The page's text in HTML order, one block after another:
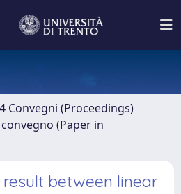
Convegni (Proceedings)
(Paper in
between linear